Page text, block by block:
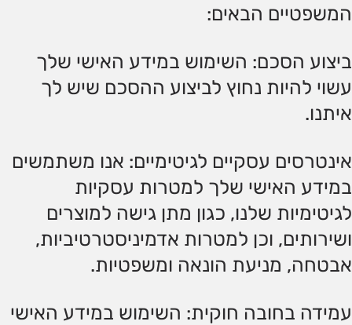
המשפטיים הבאים:
ביצוע הסכם: השימוש במידע האישי שלך
עשוי להיות נחוץ לביצוע ההסכם שיש לך
איתנו.
אינטרסים עסקיים לגיטימיים: אנו משתמשים
במידע האישי שלך למטרות עסקיות
לגיטימיות שלנו, כגון מתן גישה למוצרים
ושירותים, וכן למטרות אדמיניסטרטיביות,
אבטחה, מניעת הונאה ומשפטיות.
עמידה בחובה חוקית: השימוש במידע האישי